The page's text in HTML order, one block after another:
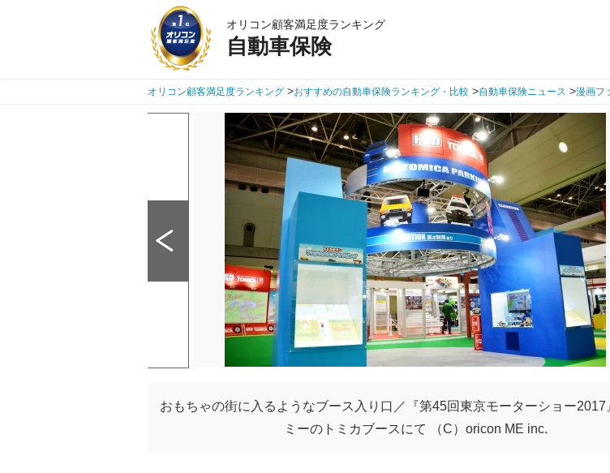
オリコン顧客満足度ランキング
自動車保険
オリコン顧客満足度ランキング >おすすめの自動車保険ランキング・比較 >自動車保険ニュース >漫画フ
おもちゃの街に入るようなブース入り口／『第45回東京モーターショー2017
ミーのトミカブースにて （C）oricon ME inc.